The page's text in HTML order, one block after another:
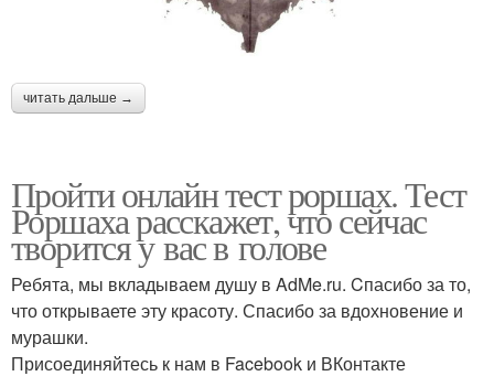
читать дальше →
Пройти онлайн тест роршах. Тест
Роршаха расскажет, что сейчас
творится у вас в голове
Ребята, мы вкладываем душу в AdMe.ru. Cпасибо за то,
что открываете эту красоту. Спасибо за вдохновение и
мурашки.
Присоединяйтесь к нам в Facebook и ВКонтакте